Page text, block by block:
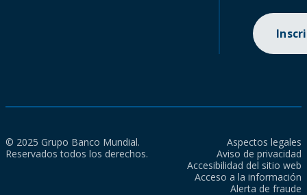
© 2025 Grupo Banco Mundial.
Reservados todos los derechos.
Aspectos legales
Aviso de privacidad
Accesibilidad del sitio web
Acceso a la información
Alerta de fraude